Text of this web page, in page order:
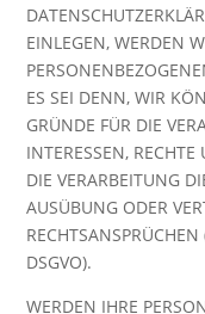
EINLEGEN, WERDEN
ES SEI DENN, WIR
GRÜNDE FÜR DIE
INTERESSEN,
DIE VERARBEITUNG
AUSÜBUNG ODER
DSGVO).
WERDEN IHRE